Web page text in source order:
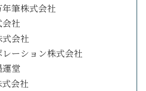
筆株式会社
社
会社
ーション株式会社
運堂
会社